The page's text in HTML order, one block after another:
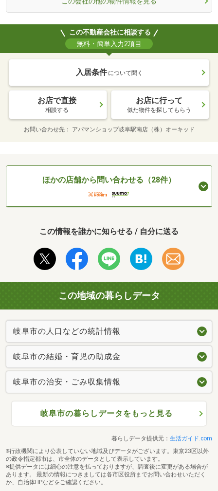
この不動産会社に相談する
無料・簡単入力2項目
入居条件 について聞く
お店で直接
相談する
お店に行って
似た物件を探してもらう
お問い合わせ先 アパマンショップ岐阜駅南店（株）オーキッド
ほかの店舗から問い合わせる（28件）
この情報を誰かに知らせる / 自分に送る
この地域の暮らしデータ
岐阜市の人口などの統計情報
岐阜市の結婚・育児の助成金
岐阜市の治安・ごみ収集情報
岐阜市の暮らしデータをもっと見る
暮らしデータ提供元： 生活ガイド.com
※行政機関により公表していない地域及びデータがございます。東京23区以外
の政令指定都市は、市全体のデータとして表示しています。
※提供データには細心の注意を払っておりますが、調査後に変更がある場合が
あります。 最新の情報につきましては各市区役所までお問い合わせいただく
か、自治体HPなどをご確認ください。